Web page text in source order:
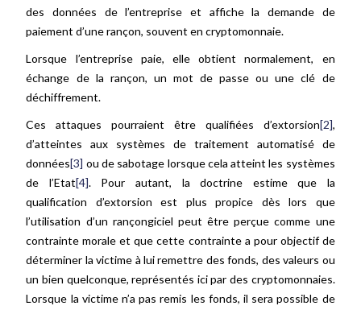
des données de l’entreprise et affiche la demande de
paiement d’une rançon, souvent en cryptomonnaie.
Lorsque l’entreprise paie, elle obtient normalement, en
échange de la rançon, un mot de passe ou une clé de
déchiffrement.
Ces attaques pourraient être qualifiées d’extorsion[2],
d’atteintes aux systèmes de traitement automatisé de
données[3] ou de sabotage lorsque cela atteint les systèmes
de l’Etat[4]. Pour autant, la doctrine estime que la
qualification d’extorsion est plus propice dès lors que
l’utilisation d’un rançongiciel peut être perçue comme une
contrainte morale et que cette contrainte a pour objectif de
déterminer la victime à lui remettre des fonds, des valeurs ou
un bien quelconque, représentés ici par des cryptomonnaies.
Lorsque la victime n’a pas remis les fonds, il sera possible de